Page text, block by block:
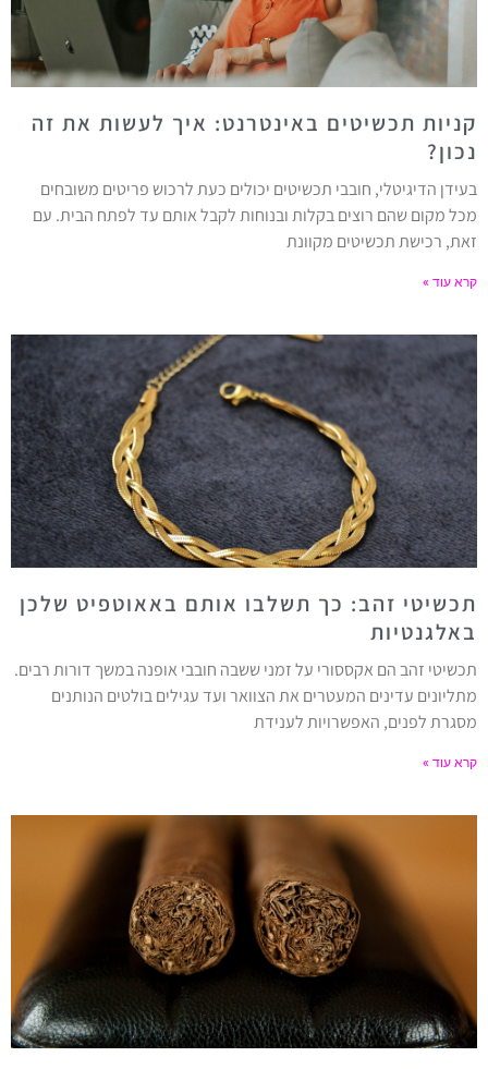
קניות תכשיטים באינטרנט: איך לעשות את זה
נכון?
בעידן הדיגיטלי, חובבי תכשיטים יכולים כעת לרכוש פריטים משובחים
מכל מקום שהם רוצים בקלות ובנוחות לקבל אותם עד לפתח הבית. עם
זאת, רכישת תכשיטים מקוונת
קרא עוד »
תכשיטי זהב: כך תשלבו אותם באאוטפיט שלכן
באלגנטיות
תכשיטי זהב הם אקססורי על זמני ששבה חובבי אופנה במשך דורות רבים.
מתליונים עדינים המעטרים את הצוואר ועד עגילים בולטים הנותנים
מסגרת לפנים, האפשרויות לענידת
קרא עוד »